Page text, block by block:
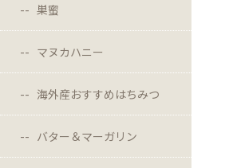
巣蜜
マヌカハニー
海外産おすすめはちみつ
バター＆マーガリン